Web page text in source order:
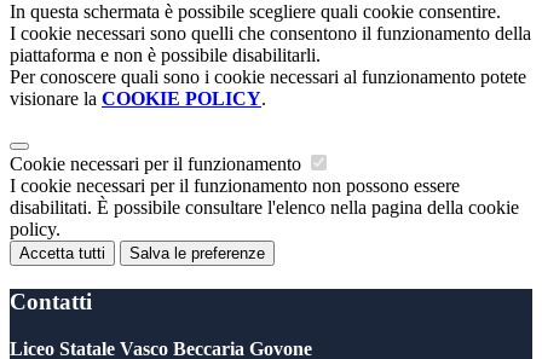
In questa schermata è possibile scegliere quali cookie consentire.
I cookie necessari sono quelli che consentono il funzionamento della
piattaforma e non è possibile disabilitarli.
Per conoscere quali sono i cookie necessari al funzionamento potete
visionare la COOKIE POLICY.
Cookie necessari per il funzionamento
I cookie necessari per il funzionamento non possono essere
disabilitati. È possibile consultare l'elenco nella pagina della cookie
policy.
Accetta tutti Salva le preferenze
Contatti
Liceo Statale Vasco Beccaria Govone